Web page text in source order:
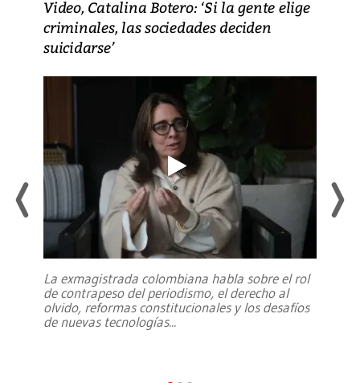
Video, Catalina Botero: ‘Si la gente elige
criminales, las sociedades deciden
suicidarse’
La exmagistrada colombiana habla sobre el rol
de contrapeso del periodismo, el derecho al
olvido, reformas constitucionales y los desafíos
de nuevas tecnologías...